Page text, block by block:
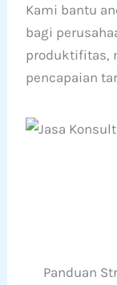
Kami bantu
bagi
produktifitas,
pencapaian
Panduan